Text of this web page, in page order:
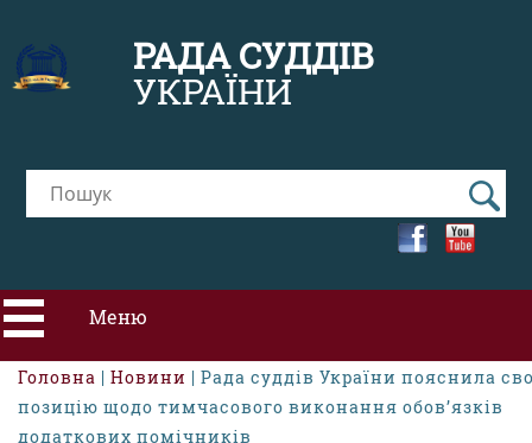
РАДА СУДДІВ
УКРАЇНИ
Меню
ПРО РСУ
Головна | Новини | Рада суддів України пояснила
позицію щодо тимчасового виконання обов’язків
додаткових помічників